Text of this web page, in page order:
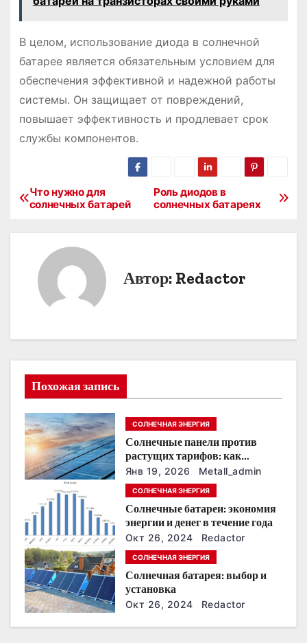
В целом, использование диода в солнечной
батарее является обязательным условием для
обеспечения эффективной и надежной работы
системы. Он защищает от повреждений,
повышает эффективность и продлевает срок
службы компонентов.
Н
а
я
п
о
а
п
и
с
Роль диодов в
солнечных батареях
Что нужно для
солнечных батарей
Автор: Redactor
Похожая запись
СОЛНЕЧНАЯ ЭНЕРГИЯ
Солнечные панели против
растущих тарифов: как
сохранить
энергонезависимость в
ближайшие годы
Янв 19, 2026 Metall_admin
СОЛНЕЧНАЯ ЭНЕРГИЯ
Солнечные батареи: экономия
энергии и денег в течение года
Окт 26, 2024 Redactor
СОЛНЕЧНАЯ ЭНЕРГИЯ
Солнечная батарея: выбор и
установка
Окт 26, 2024 Redactor